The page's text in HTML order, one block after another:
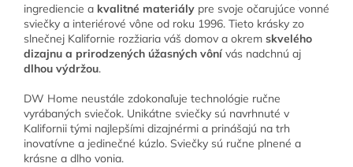
ingrediencie a kvalitné materiály pre svoje očarujúce vonné
sviečky a interiérové ​​vône od roku 1996. Tieto krásky zo
slnečnej Kalifornie rozžiaria váš domov a okrem skvelého
dizajnu a prirodzených úžasných vôní vás nadchnú aj
dlhou výdržou.
DW Home neustále zdokonaľuje technológie ručne
vyrábaných sviečok. Unikátne sviečky sú navrhnuté v
Kalifornii tými najlepšími dizajnérmi a prinášajú na trh
inovatívne a jedinečné kúzlo. Sviečky sú ručne plnené a
krásne a dlho vonia.